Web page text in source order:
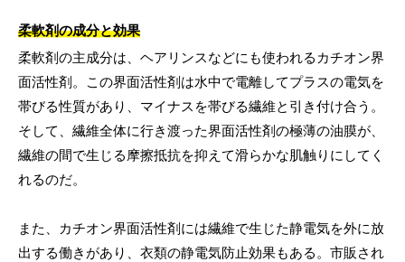
柔軟剤の成分と効果
柔軟剤の主成分は、ヘアリンスなどにも使われるカチオン界
面活性剤。この界面活性剤は水中で電離してプラスの電気を
帯びる性質があり、マイナスを帯びる繊維と引き付け合う。
そして、繊維全体に行き渡った界面活性剤の極薄の油膜が、
繊維の間で生じる摩擦抵抗を抑えて滑らかな肌触りにしてく
れるのだ。
また、カチオン界面活性剤には繊維で生じた静電気を外に放
出する働きがあり、衣類の静電気防止効果もある。市販され